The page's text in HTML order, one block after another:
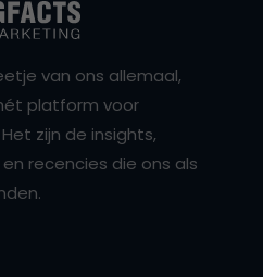
van ons allemaal,
platform voor
zijn de insights,
recencies die ons als